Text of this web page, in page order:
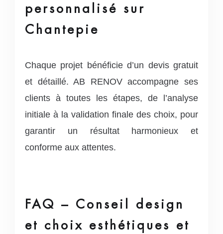
personnalisé sur
Chantepie
Chaque projet bénéficie d’un devis gratuit
et détaillé. AB RENOV accompagne ses
clients à toutes les étapes, de l’analyse
initiale à la validation finale des choix, pour
garantir un résultat harmonieux et
conforme aux attentes.
FAQ – Conseil design
et choix esthétiques et